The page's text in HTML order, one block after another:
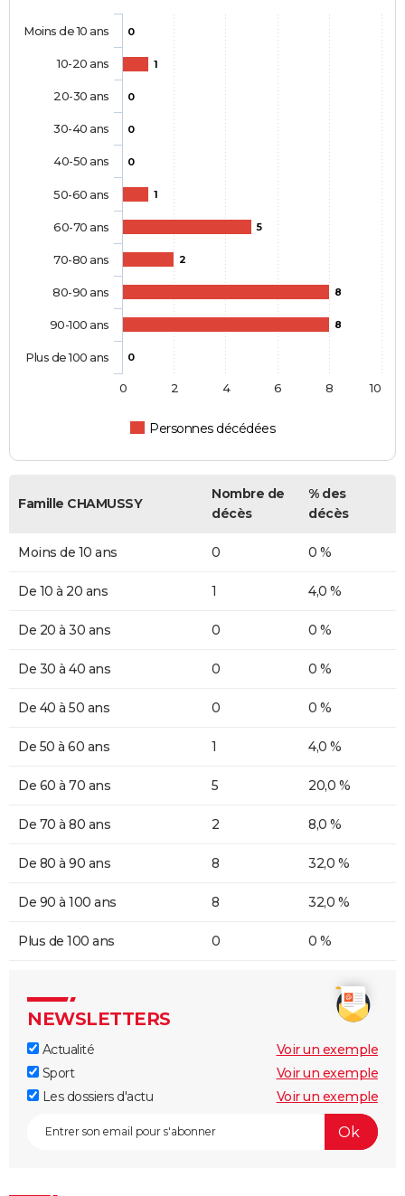
0
1
0
0
0
1
5
2
8
8
0
Personnes décédées
Moins de 10 ans
10-20 ans
20-30 ans
30-40 ans
40-50 ans
50-60 ans
60-70 ans
70-80 ans
80-90 ans
90-100 ans
Plus de 100 ans
0 2 4 6 8 10
Famille CHAMUSSY
Nombre de
décès
% des
décès
Moins de 10 ans 0 0 %
De 10 à 20 ans 1 4,0 %
De 20 à 30 ans 0 0 %
De 30 à 40 ans 0 0 %
De 40 à 50 ans 0 0 %
De 50 à 60 ans 1 4,0 %
De 60 à 70 ans 5 20,0 %
De 70 à 80 ans 2 8,0 %
De 80 à 90 ans 8 32,0 %
De 90 à 100 ans 8 32,0 %
Plus de 100 ans 0 0 %
NEWSLETTERS
Actualité
Voir un exemple
Sport
Voir un exemple
Les dossiers d'actu
Voir un exemple